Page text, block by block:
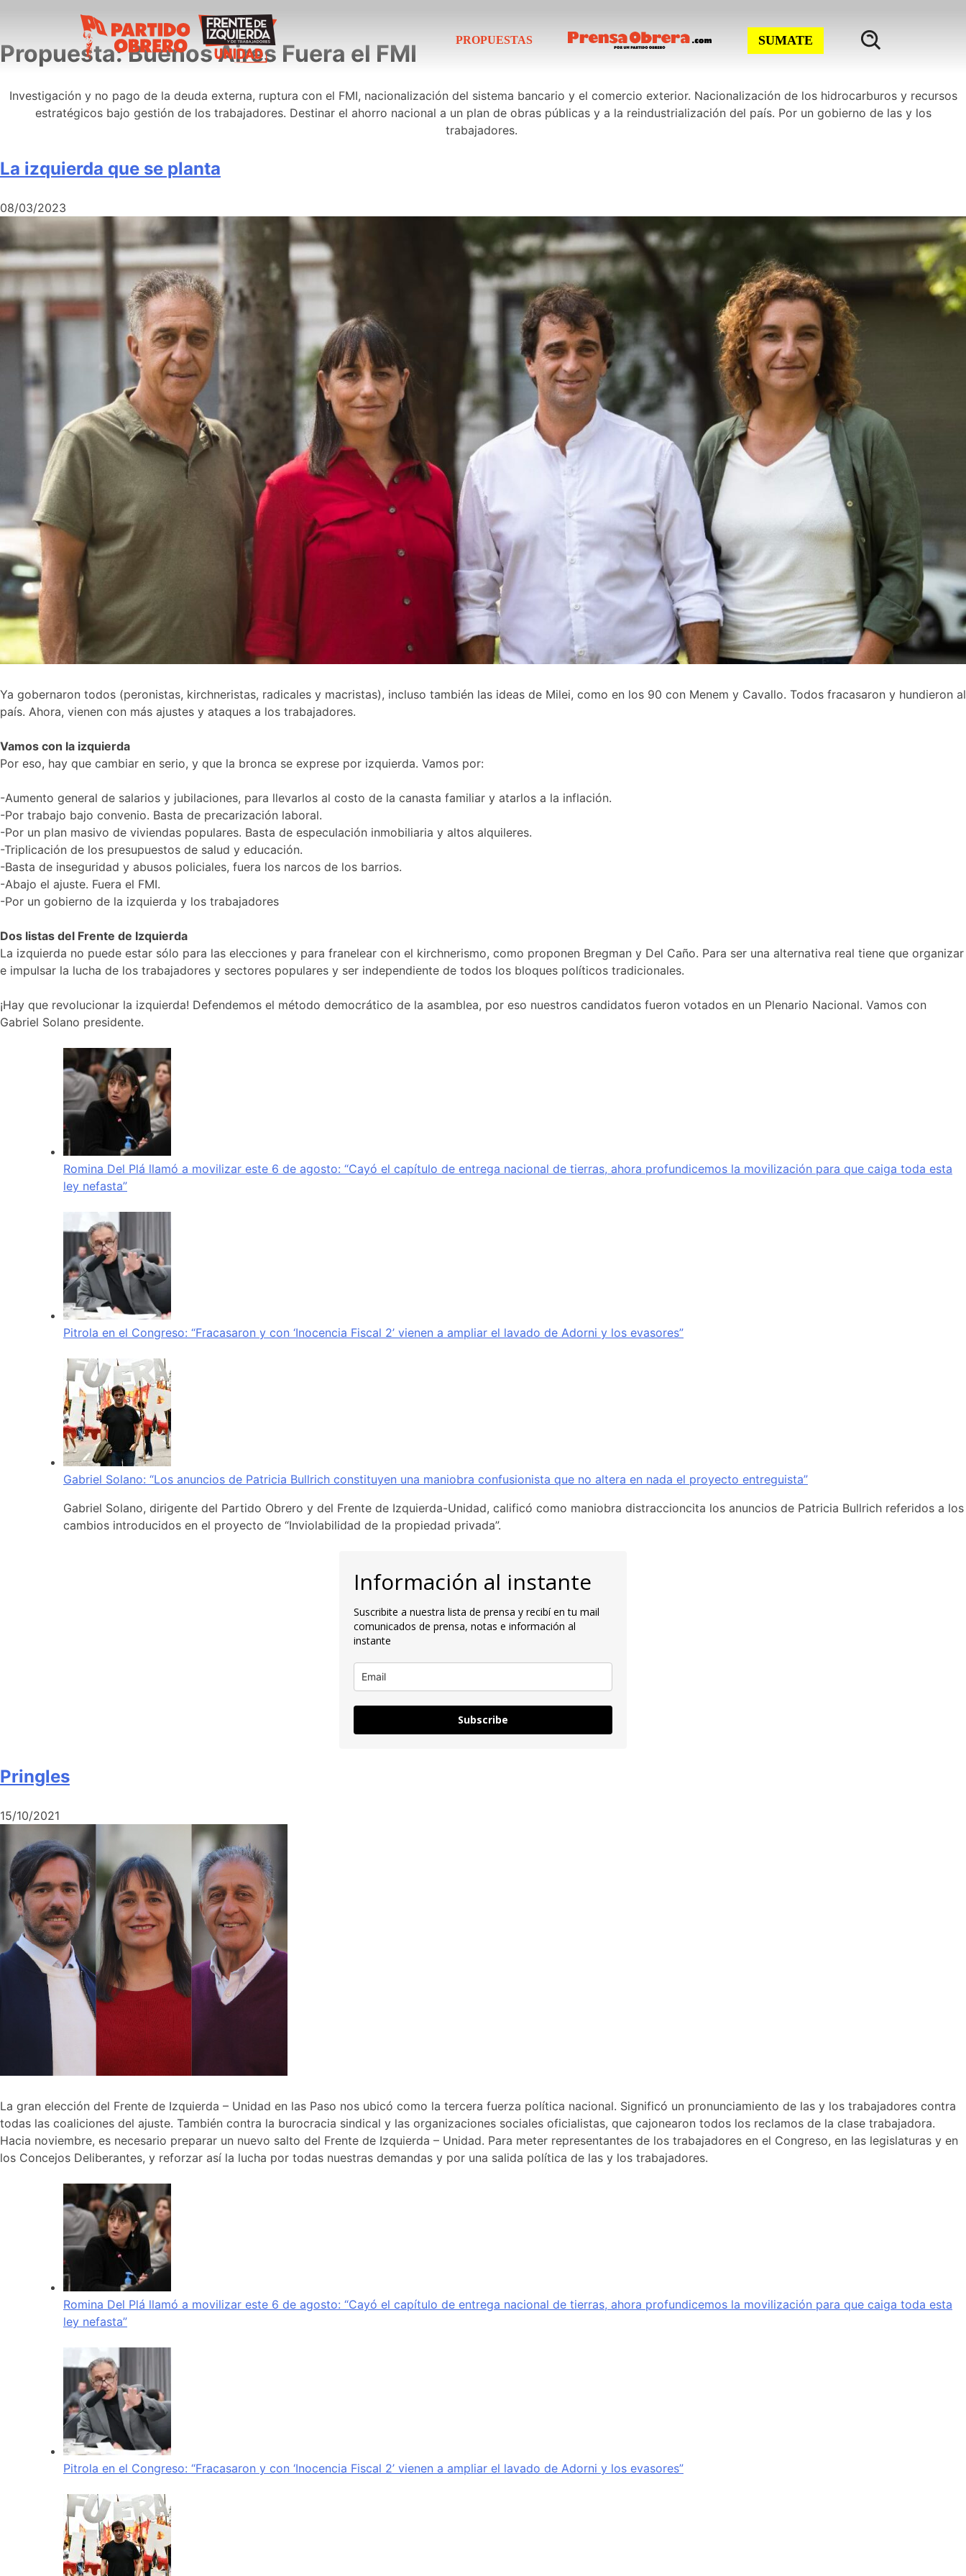
PROPUESTAS SUMATE
Propuesta:Buenos Aires Fuera el FMI
Investigación y no pago de la deuda externa, ruptura con el FMI, nacionalización del sistema bancario y el comercio exterior. Nacionalización de los hidrocarburos y recursos
estratégicos bajo gestión de los trabajadores. Destinar el ahorro nacional a un plan de obras públicas y a la reindustrialización del país. Por un gobierno de las y los
trabajadores.
La izquierda que se planta
08/03/2023
Ya gobernaron todos (peronistas, kirchneristas, radicales y macristas), incluso también las ideas de Milei, como en los 90 con Menem y Cavallo. Todos fracasaron y hundieron al
país. Ahora, vienen con más ajustes y ataques a los trabajadores.
Vamos con la izquierda
Por eso, hay que cambiar en serio, y que la bronca se exprese por izquierda. Vamos por:
-Aumento general de salarios y jubilaciones, para llevarlos al costo de la canasta familiar y atarlos a la inflación.
-Por trabajo bajo convenio. Basta de precarización laboral.
-Por un plan masivo de viviendas populares. Basta de especulación inmobiliaria y altos alquileres.
-Triplicación de los presupuestos de salud y educación.
-Basta de inseguridad y abusos policiales, fuera los narcos de los barrios.
-Abajo el ajuste. Fuera el FMI.
-Por un gobierno de la izquierda y los trabajadores
Dos listas del Frente de Izquierda
La izquierda no puede estar sólo para las elecciones y para franelear con el kirchnerismo, como proponen Bregman y Del Caño. Para ser una alternativa real tiene que organizar
e impulsar la lucha de los trabajadores y sectores populares y ser independiente de todos los bloques políticos tradicionales.
¡Hay que revolucionar la izquierda! Defendemos el método democrático de la asamblea, por eso nuestros candidatos fueron votados en un Plenario Nacional. Vamos con
Gabriel Solano presidente.
Romina Del Plá llamó a movilizar este 6 de agosto: “Cayó el capítulo de entrega nacional de tierras, ahora profundicemos la movilización para que caiga toda esta
ley nefasta”
Pitrola en el Congreso: “Fracasaron y con ‘Inocencia Fiscal 2’ vienen a ampliar el lavado de Adorni y los evasores”
Gabriel Solano: “Los anuncios de Patricia Bullrich constituyen una maniobra confusionista que no altera en nada el proyecto entreguista”
Gabriel Solano, dirigente del Partido Obrero y del Frente de Izquierda-Unidad, calificó como maniobra distraccioncita los anuncios de Patricia Bullrich referidos a los
cambios introducidos en el proyecto de “Inviolabilidad de la propiedad privada”.
Información al instante
Suscribite a nuestra lista de prensa y recibí en tu mail
comunicados de prensa, notas e información al
instante
Subscribe
Pringles
15/10/2021
La gran elección del Frente de Izquierda – Unidad en las Paso nos ubicó como la tercera fuerza política nacional. Significó un pronunciamiento de las y los trabajadores contra
todas las coaliciones del ajuste. También contra la burocracia sindical y las organizaciones sociales oficialistas, que cajonearon todos los reclamos de la clase trabajadora.
Hacia noviembre, es necesario preparar un nuevo salto del Frente de Izquierda – Unidad. Para meter representantes de los trabajadores en el Congreso, en las legislaturas y en
los Concejos Deliberantes, y reforzar así la lucha por todas nuestras demandas y por una salida política de las y los trabajadores.
Romina Del Plá llamó a movilizar este 6 de agosto: “Cayó el capítulo de entrega nacional de tierras, ahora profundicemos la movilización para que caiga toda esta
ley nefasta”
Pitrola en el Congreso: “Fracasaron y con ‘Inocencia Fiscal 2’ vienen a ampliar el lavado de Adorni y los evasores”